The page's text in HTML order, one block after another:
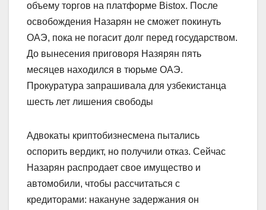
объему торгов на платформе Bistox. После
освобождения Назарян не сможет покинуть
ОАЭ, пока не погасит долг перед государством.
До вынесения приговоря Назярян пять
месяцев находился в тюрьме ОАЭ.
Прокуратура запрашивала для узбекистанца
шесть лет лишения свободы
Адвокаты криптобизнесмена пытались
оспорить вердикт, но получили отказ. Сейчас
Назарян распродает свое имущество и
автомобили, чтобы рассчитаться с
кредиторами: накануне задержания он